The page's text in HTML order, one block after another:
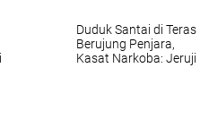
Duduk Santai di Teras
Berujung Penjara,
Kasat Narkoba: Jeruji